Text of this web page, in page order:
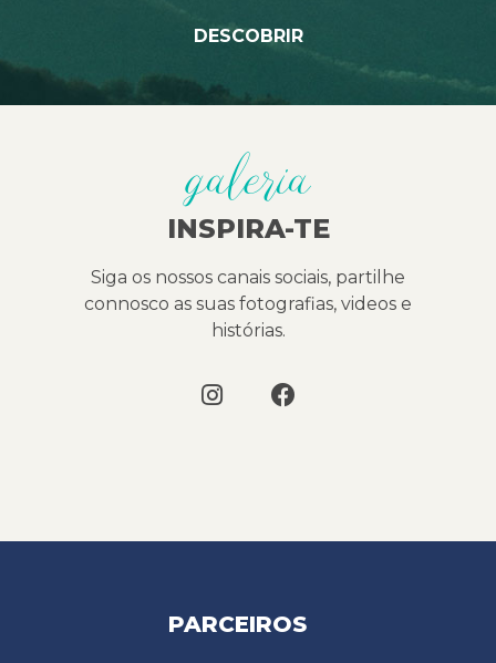
DESCOBRIR
galeria
INSPIRA-TE
Siga os nossos canais sociais, partilhe
connosco as suas fotografias, videos e
histórias.
PARCEIROS